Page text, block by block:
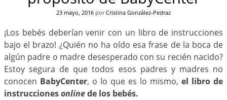
23 mayo, 2016 porCristina González-Pedraz
¡Los bebés deberían venir con un libro de instrucciones
bajo el brazo! ¿Quién no ha oído esa frase de la boca de
algún padre o madre desesperado con su recién nacido?
Estoy segura de que todos esos padres y madres no
conocen BabyCenter, o lo que es lo mismo, el libro de
instruccionesonlinede los bebés.